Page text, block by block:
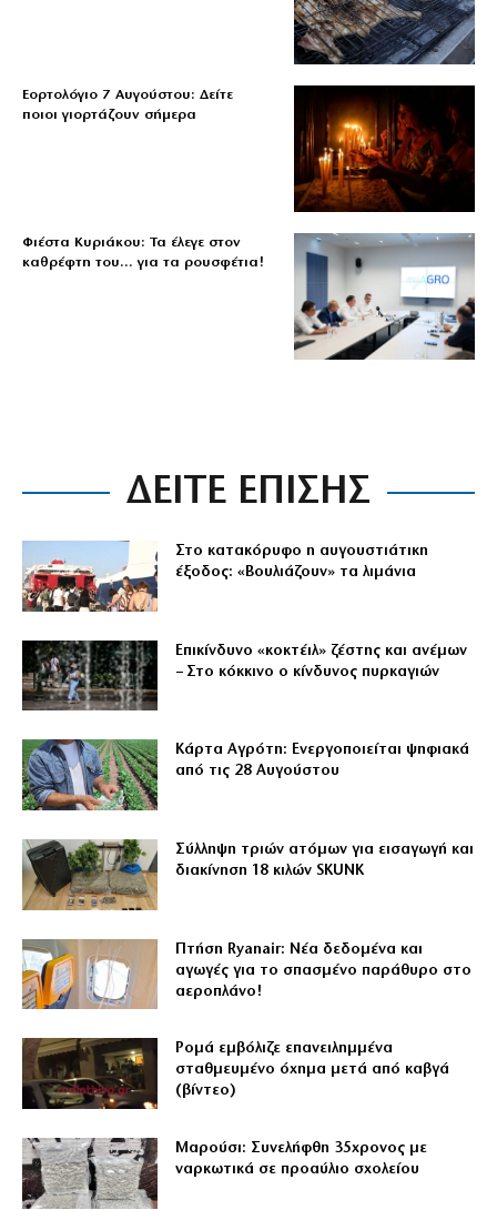
Εορτολόγιο 7 Αυγούστου: Δείτε
ποιοι γιορτάζουν σήμερα
Φιέστα Κυριάκου: Τα έλεγε στον
καθρέφτη του… για τα ρουσφέτια!
ΔΕΙΤΕ ΕΠΙΣΗΣ
Στο κατακόρυφο η αυγουστιάτικη
έξοδος: «Βουλιάζουν» τα λιμάνια
Επικίνδυνο «κοκτέιλ» ζέστης και ανέμων
– Στο κόκκινο ο κίνδυνος πυρκαγιών
Κάρτα Αγρότη: Ενεργοποιείται ψηφιακά
από τις 28 Αυγούστου
Σύλληψη τριών ατόμων για εισαγωγή και
διακίνηση 18 κιλών SKUNK
Πτήση Ryanair: Νέα δεδομένα και
αγωγές για το σπασμένο παράθυρο στο
αεροπλάνο!
Ρομά εμβόλιζε επανειλημμένα
σταθμευμένο όχημα μετά από καβγά
(βίντεο)
Μαρούσι: Συνελήφθη 35χρονος με
ναρκωτικά σε προαύλιο σχολείου